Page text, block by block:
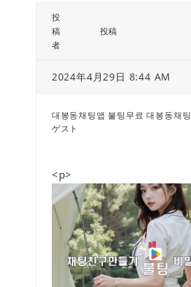
投
稿
者
投稿
2024年4月29日 8:44 AM
대봉동채팅앱 불팅무료 대봉동채팅
ゲスト
<p>